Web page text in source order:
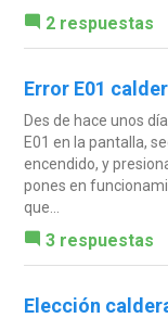
2 respuestas
Error E01
Des de hace unos
E01 en la pantalla,
encendido, y
pones en
que...
3 respuestas
Elección